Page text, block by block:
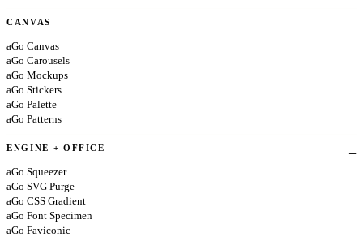
CANVAS
aGo Canvas
aGo Carousels
aGo Mockups
aGo Stickers
aGo Palette
aGo Patterns
ENGINE + OFFICE
aGo Squeezer
aGo SVG Purge
aGo CSS Gradient
aGo Font Specimen
aGo Faviconic